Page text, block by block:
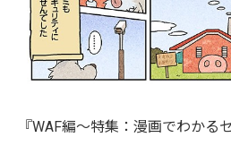
『WAF編〜特集：漫画でわかる